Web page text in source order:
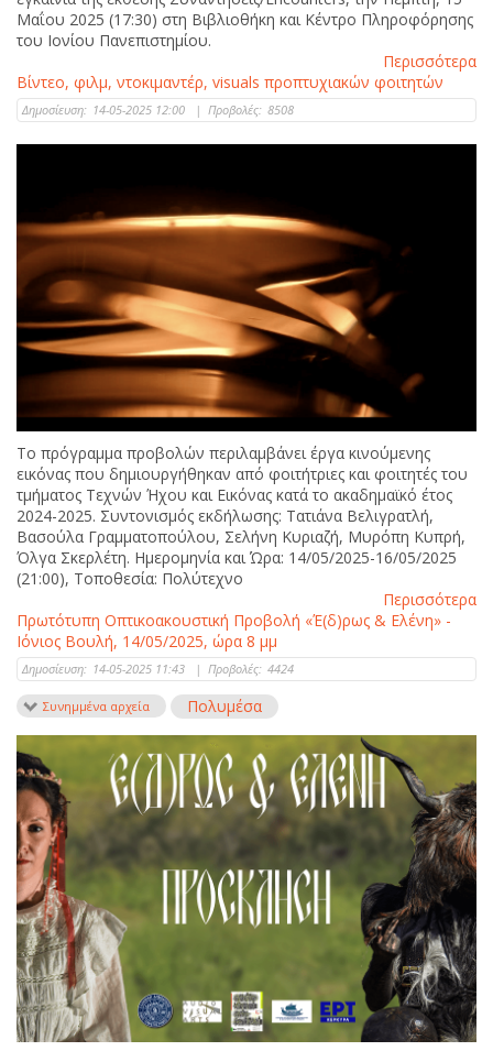
Μαΐου 2025 (17:30) στη Βιβλιοθήκη και Κέντρο Πληροφόρησης
του Ιονίου Πανεπιστημίου.
Περισσότερα
Βίντεο, φιλμ, ντοκιμαντέρ, visuals προπτυχιακών φοιτητών
Δημοσίευση: 14-05-2025 12:00 | Προβολές: 8508
Το πρόγραμμα προβολών περιλαμβάνει έργα κινούμενης
εικόνας που δημιουργήθηκαν από φοιτήτριες και φοιτητές του
τμήματος Τεχνών Ήχου και Εικόνας κατά το ακαδημαϊκό έτος
2024-2025. Συντονισμός εκδήλωσης: Τατιάνα Βελιγρατλή,
Βασούλα Γραμματοπούλου, Σελήνη Κυριαζή, Μυρόπη Κυπρή,
Όλγα Σκερλέτη. Ημερομηνία και Ώρα: 14/05/2025-16/05/2025
(21:00), Τοποθεσία: Πολύτεχνο
Περισσότερα
Πρωτότυπη Οπτικοακουστική Προβολή «Έ(δ)ρως & Ελένη» -
Ιόνιος Βουλή, 14/05/2025, ώρα 8 μμ
Δημοσίευση: 14-05-2025 11:43 | Προβολές: 4424
Συνημμένα αρχεία Πολυμέσα